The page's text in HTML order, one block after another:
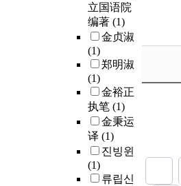
立国语院
编著 (1)
金贞淑
(1)
郑明淑
(1)
金裕正
执笔 (1)
金秉运
译 (1)
진빙윈
(1)
류립신